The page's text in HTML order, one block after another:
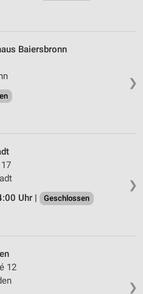
❯
Baiersbronn
❯
Uhr |
Geschlossen
❯
12